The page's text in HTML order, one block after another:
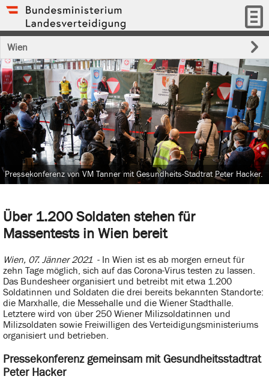
Wien
Über 1.200 Soldaten stehen für
Massentests in Wien bereit
Wien, 07. Jänner 2021 - In Wien ist es ab morgen erneut für
zehn Tage möglich, sich auf das Corona-Virus testen zu lassen.
Das Bundesheer organisiert und betreibt mit etwa 1.200
Soldatinnen und Soldaten die drei bereits bekannten Standorte:
die Marxhalle, die Messehalle und die Wiener Stadthalle.
Letztere wird von über 250 Wiener Milizsoldatinnen und
Milizsoldaten sowie Freiwilligen des Verteidigungsministeriums
organisiert und betrieben.
Pressekonferenz gemeinsam mit Gesundheitsstadtrat
Peter Hacker
Pressekonferenz von VM Tanner mit Gesundheits-Stadtrat Peter Hacker.